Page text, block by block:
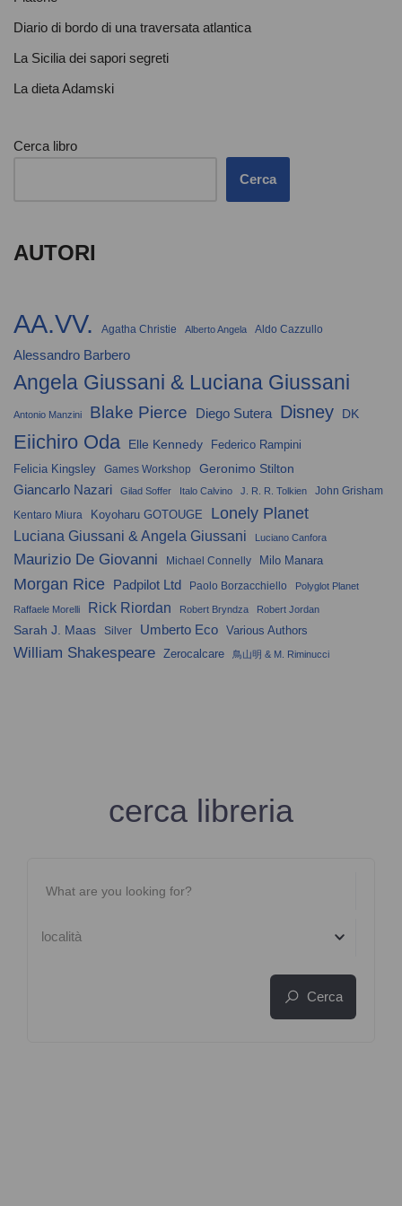
Diario di bordo di una traversata atlantica
La Sicilia dei sapori segreti
La dieta Adamski
Cerca libro
Cerca
AUTORI
AA.VV. Agatha Christie Alberto Angela Aldo Cazzullo
Alessandro Barbero
Angela Giussani & Luciana Giussani
Antonio Manzini Blake Pierce Diego Sutera Disney DK
Eiichiro Oda Elle Kennedy Federico Rampini
Felicia Kingsley Games Workshop
Geronimo Stilton
Giancarlo Nazari
Gilad Soffer Italo Calvino J. R. R. Tolkien
John Grisham
Kentaro Miura
Koyoharu GOTOUGE Lonely Planet
Luciana Giussani & Angela Giussani Luciano Canfora
Maurizio De Giovanni Michael Connelly Milo Manara
Morgan Rice Padpilot Ltd Paolo Borzacchiello Polyglot Planet
Raffaele Morelli Rick Riordan Robert Bryndza Robert Jordan
Sarah J. Maas Silver Umberto Eco Various Authors
William Shakespeare Zerocalcare 鳥山明 & M. Riminucci
cerca libreria
località
Cerca